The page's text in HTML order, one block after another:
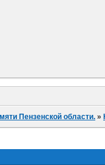
Пензенской области. »